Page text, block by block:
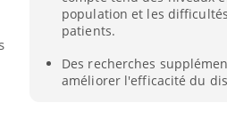
population et les
patients.
Des recherches
améliorer l'efficacité du
son taux élevé en France
Grossesse à risque : ce jus
naturel attire l'attention
des chercheurs